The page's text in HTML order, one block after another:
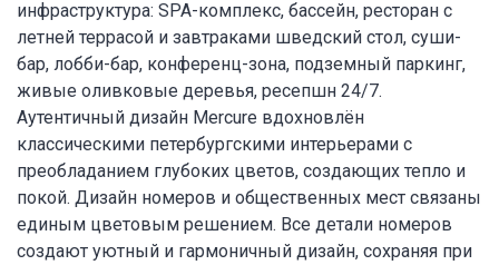
инфраструктура: SPA-комплекс, бассейн, ресторан с
летней террасой и завтраками шведский стол, суши-
бар, лобби-бар, конференц-зона, подземный паркинг,
живые оливковые деревья, ресепшн 24/7.
Аутентичный дизайн Mercure вдохновлён
классическими петербургскими интерьерами с
преобладанием глубоких цветов, создающих тепло и
покой. Дизайн номеров и общественных мест связаны
единым цветовым решением. Все детали номеров
создают уютный и гармоничный дизайн, сохраняя при